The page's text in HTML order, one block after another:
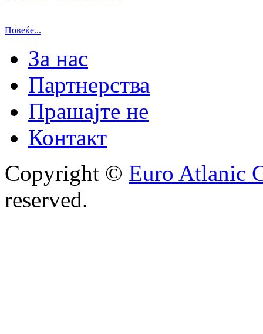
Повеќе...
За нас
Партнерства
Прашајте не
Контакт
Copyright © Euro Atlanic
reserved.